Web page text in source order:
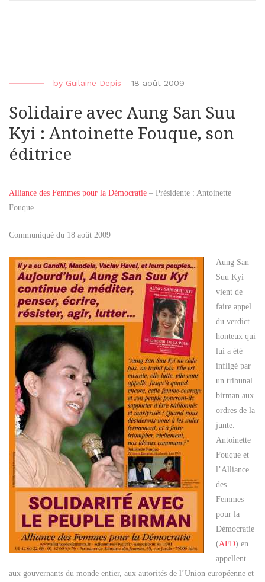
by Guilaine Depis - 18 août 2009
Solidaire avec Aung San Suu
Kyi : Antoinette Fouque, son
éditrice
Alliance des Femmes pour la Démocratie – Présidente : Antoinette
Fouque
Communiqué du 18 août 2009
Aung San
Suu Kyi
vient de
faire appel
du verdict
honteux qui
lui a été
infligé par
un tribunal
birman aux
ordres de la
junte.
Antoinette
Fouque et
l’Alliance
des
Femmes
pour la
Démocratie
(AFD) en
appellent
aux gouvernants du monde entier, aux autorités de l’Union européenne et